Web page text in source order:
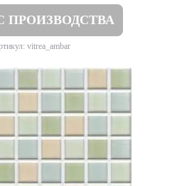
ПРОИЗВОДСТВА
vitrea_ambar